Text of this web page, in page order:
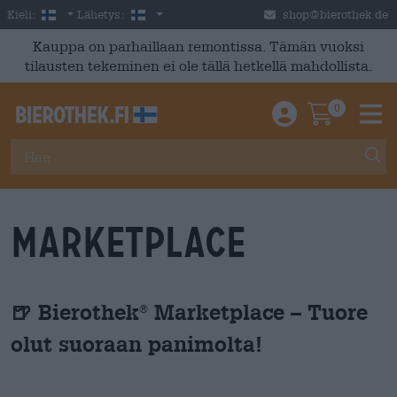
Skip to main content
Kieli: Finnish
Lähetys: Suomi shop@bierothek.de
Kauppa on parhaillaan remontissa. Tämän vuoksi
tilausten tekeminen ei ole tällä hetkellä mahdollista.
Einloggen /
0
Marketplace
🍺 Bierothek® Marketplace – Tuore
olut suoraan panimolta!